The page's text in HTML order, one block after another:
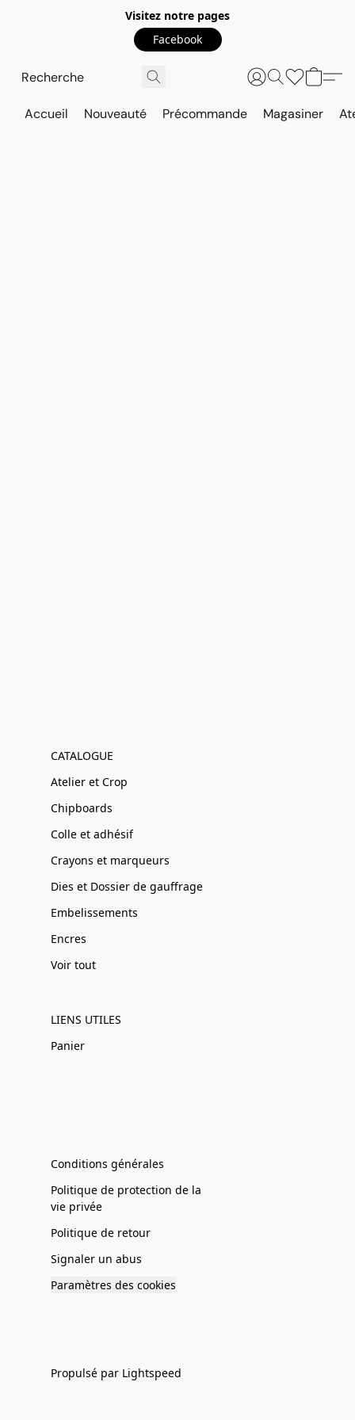
Visitez notre pages
Facebook
Accueil Nouveauté Précommande Magasiner
CATALOGUE
Atelier et Crop
Chipboards
Colle et adhésif
Crayons et marqueurs
Dies et Dossier de gauffrage
Embelissements
Encres
Voir tout
LIENS UTILES
Panier
Conditions générales
Politique de protection de la
vie privée
Politique de retour
Signaler un abus
Paramètres des cookies
Propulsé par Lightspeed